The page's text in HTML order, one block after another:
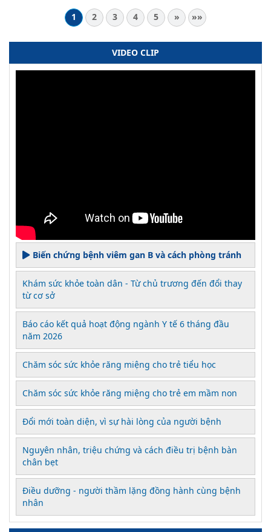
1
2 3 4 5 » »»
VIDEO CLIP
Biến chứng bệnh viêm gan B và cách phòng tránh
Khám sức khỏe toàn dân - Từ chủ trương đến đổi thay
từ cơ sở
Báo cáo kết quả hoạt động ngành Y tế 6 tháng đầu
năm 2026
Chăm sóc sức khỏe răng miệng cho trẻ tiểu học
Chăm sóc sức khỏe răng miệng cho trẻ em mầm non
Đổi mới toàn diện, vì sự hài lòng của người bệnh
Nguyên nhân, triệu chứng và cách điều trị bệnh bàn
chân bẹt
Điều dưỡng - người thầm lặng đồng hành cùng bệnh
nhân